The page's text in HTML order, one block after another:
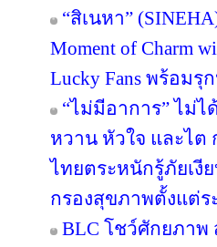
“สิเนหา”
Moment of Charm
Lucky Fans พร้อมรุ
“ไม่มีอาการ” ไม่ไ
หวาน หัวใจ และไต
ไทยตระหนักรู้ภัยเงี
กรองสุขภาพตั้งแต่ร
BLC โชว์ศักยภาพ